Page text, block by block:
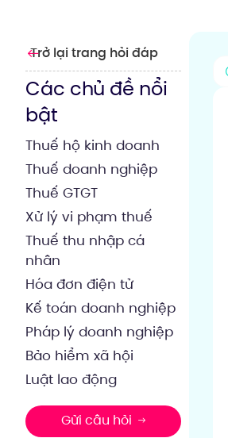
Trở lại trang hỏi đáp
Các chủ đề nổi
bật
Thuế hộ kinh doanh
Thuế doanh nghiệp
Thuế GTGT
Xử lý vi phạm thuế
Thuế thu nhập cá
nhân
Hóa đơn điện tử
Kế toán doanh nghiệp
Pháp lý doanh nghiệp
Bảo hiểm xã hội
Luật lao động
Gửi câu hỏi